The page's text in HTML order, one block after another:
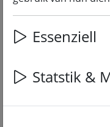
Essenziell
Statstik &